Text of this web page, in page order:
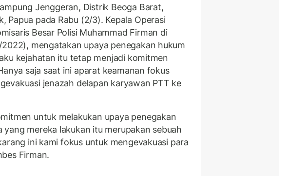
Jenggeran, Distrik Beoga Barat,
Papua pada Rabu (2/3). Kepala Operasi
Besar Polisi Muhammad Firman di
mengatakan upaya penegakan hukum
kejahatan itu tetap menjadi komitmen
saja saat ini aparat keamanan fokus
jenazah delapan karyawan PTT ke
untuk melakukan upaya penegakan
yang mereka lakukan itu merupakan sebuah
ini kami fokus untuk mengevakuasi para
Firman.